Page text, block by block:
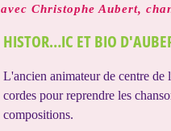
avec Christophe Aubert,
HISTOR…IC ET BIO
L'ancien animateur de centre
cordes pour reprendre les
compositions.